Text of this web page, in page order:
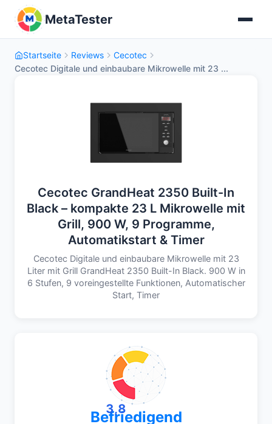
MetaTester
Startseite Reviews
Cecotec
Cecotec Digitale und einbaubare Mikrowelle mit 23 ...
Cecotec GrandHeat 2350 Built-In
Black – kompakte 23 L Mikrowelle mit
Grill, 900 W, 9 Programme,
Automatikstart & Timer
Cecotec Digitale und einbaubare Mikrowelle mit 23
Liter mit Grill GrandHeat 2350 Built-In Black. 900 W in
6 Stufen, 9 voreingestellte Funktionen, Automatischer
Start, Timer
3,8
Befriedigend